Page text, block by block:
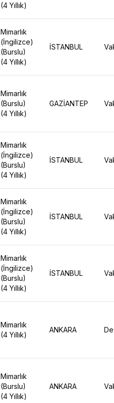
(4 Yıllık)
Mimarlık
(İngilizce)
(Burslu)
(4 Yıllık)
İSTANBUL
Mimarlık
(Burslu)
(4 Yıllık)
GAZİANTEP
Mimarlık
(İngilizce)
(Burslu)
(4 Yıllık)
İSTANBUL
Mimarlık
(İngilizce)
(Burslu)
(4 Yıllık)
İSTANBUL
Mimarlık
(İngilizce)
(Burslu)
(4 Yıllık)
İSTANBUL
Mimarlık
(4 Yıllık)
ANKARA
Mimarlık
(Burslu)
(4 Yıllık)
ANKARA